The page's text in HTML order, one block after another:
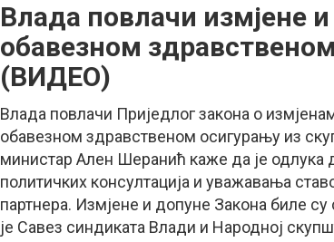
Влада повлачи измјене
обавезном
(ВИДЕО)
Влада повлачи Приједлог закона о
обавезном здравственом осигурању из
министар Ален Шеранић каже да је одлука
политичких консултација и уважавања
партнера. Измјене и допуне Закона биле
је Савез синдиката Влади и Народној